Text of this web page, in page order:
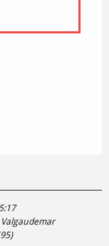
)